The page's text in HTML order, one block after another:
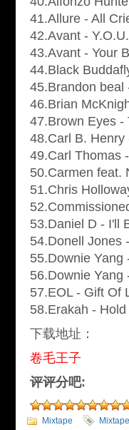
41.Allure - All
42.Avant -
43.Avant - Your
44.Black
45.Brandon beal
46.Brian
47.Brown Eyes -
48.Carl B. Henry
49.Carl Thomas
50.Carmen feat.
51.Chris
53.Daniel D - I'll
54.Donell Jones
55.Downie Yang
56.Downie Yang
57.EOL - Gift Of
58.Erakah -
下载地址：
卷毛王子
评评分吧:
Mixtape Mixtape